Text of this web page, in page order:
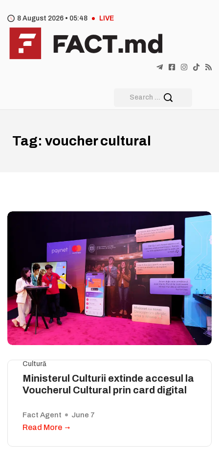
8 August 2026 • 05:48 LIVE
Tag: voucher cultural
Cultură
Ministerul Culturii extinde accesul la
Voucherul Cultural prin card digital
Fact Agent June 7
Read More